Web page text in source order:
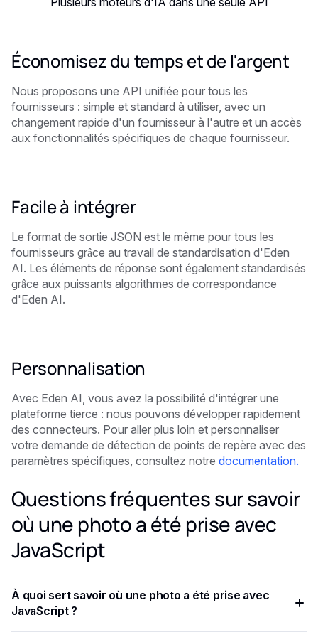
Économisez du temps et de l'argent
Nous proposons une API unifiée pour tous les
fournisseurs : simple et standard à utiliser, avec un
changement rapide d'un fournisseur à l'autre et un accès
aux fonctionnalités spécifiques de chaque fournisseur.
Facile à intégrer
Le format de sortie JSON est le même pour tous les
fournisseurs grâce au travail de standardisation d'Eden
AI. Les éléments de réponse sont également standardisés
grâce aux puissants algorithmes de correspondance
d'Eden AI.
Personnalisation
Avec Eden AI, vous avez la possibilité d'intégrer une
plateforme tierce : nous pouvons développer rapidement
des connecteurs. Pour aller plus loin et personnaliser
votre demande de détection de points de repère avec des
paramètres spécifiques, consultez notre documentation.
Questions fréquentes sur savoir
où une photo a été prise avec
JavaScript
À quoi sert savoir où une photo a été prise avec
JavaScript ?